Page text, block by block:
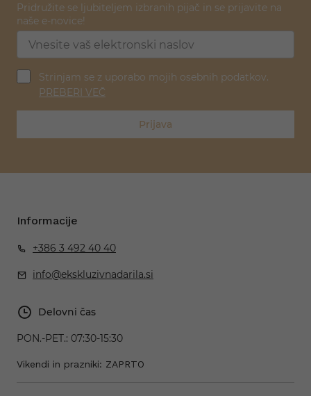
Pridružite se ljubiteljem izbranih pijač in se prijavite na
naše e-novice!
Strinjam se z uporabo mojih osebnih podatkov.
PREBERI VEČ
Prijava
Informacije
+386 3 492 40 40
info@ekskluzivnadarila.si
Delovni čas
PON.-PET.: 07:30-15:30
Vikendi in prazniki: ZAPRTO